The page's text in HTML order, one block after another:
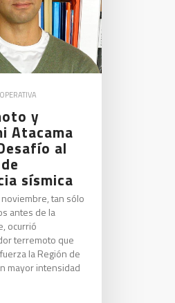
y
Atacama
al
sísmica
tan sólo
antes de la
ocurrió
terremoto que
la Región de
mayor intensidad